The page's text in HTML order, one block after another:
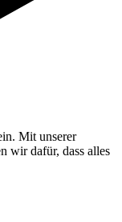
Mit unserer
wir dafür, dass alles